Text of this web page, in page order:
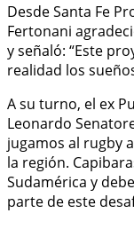
Desde Santa Fe
Fertonani
y señaló: “Este
realidad los
A su turno, el ex
Leonardo
jugamos al rugby
la región.
Sudamérica y
parte de este